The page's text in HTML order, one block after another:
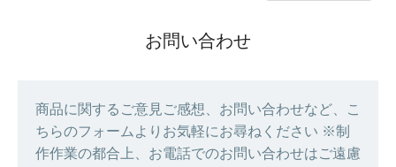
お問い合わせ
商品に関するご意見ご感想、お問い合わせなど、こ
ちらのフォームよりお気軽にお尋ねください ※制
作作業の都合上、お電話でのお問い合わせはご遠慮